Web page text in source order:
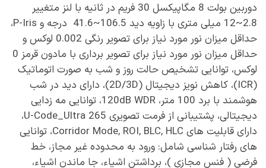
دوربین بولت 8 مگاپیکسل 30 فریم در ثانیه با لنز متغییر
2.8~12 میلی متری با زاویه دید 106.5~41.6 درجه و P-Iris،
حداقل میزان نور مورد نیاز برای تصویر رنگی 0.002 لوکس و
حداقل میزان نور مورد نیاز برای تصویر برداری با مادون قرمز 0
لوکس، توانایی تشخیص حالت روز و شب به صورت اتوماتیک
(ICR)، کاهش نویز دیجیتال (2D/3D)، دارای دید در شب
هوشمند با برد 100 متر، 120dB WDR، توانایی مه زدایی
دیجیتالی، پشتیبانی از فرمت تصویری U-Code_Ultra 265،
دارای قابلیت های Corridor Mode, ROI, BLC, HLC، توانایی
های رفتار شناسی شامل: ورود به محدوده غیر مجاز، خط
فرضی ( فنس مجازی )، برداشتن اشیاء، جا ماندن اشیاء،